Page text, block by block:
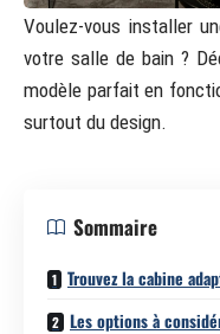
Voulez-vous installer
votre salle de bain ?
modèle parfait en
surtout du design.
Sommaire
Trouvez la cabine
Les options à